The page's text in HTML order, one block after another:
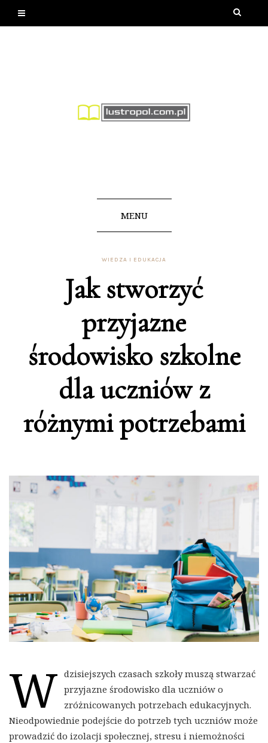
MENU
WIEDZA I EDUKACJA
Jak stworzyć
przyjazne
środowisko szkolne
dla uczniów z
różnymi potrzebami
W dzisiejszych czasach szkoły muszą stwarzać
przyjazne środowisko dla uczniów o
zróżnicowanych potrzebach edukacyjnych.
Nieodpowiednie podejście do potrzeb tych uczniów może
prowadzić do izolacji społecznej, stresu i niemożności